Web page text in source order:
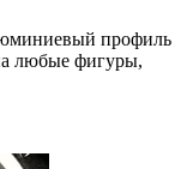
профиль
любые фигуры,